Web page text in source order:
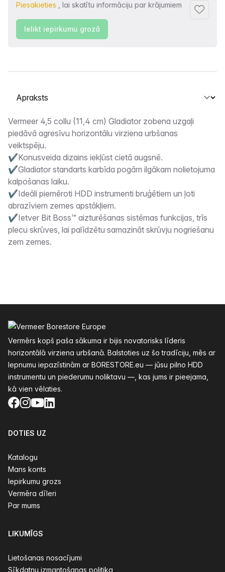
Piesakieties , lai skatītu informāciju par krājumiem
Ielikt iepirkumu grozā
Atlasiet cilni
Apraksts
Vermeer 4,5 collu (11,4 cm) Gladiator zobena uzgaļi
piedāvā agresīvu horizontālu virziena urbšanas
veiktspēju.
✔Konusveida dizains iekļūst cietā augsnē.
✔Gladiator standarts karbīda pogām ilgākam nolietojuma
kalpošanas laiku.
✔Ideāli piemēroti HDD instrumenti bruģētiem un ļoti
abrazīviem zemes apstākļiem.
✔Ietver Bit Boss™ aizturēšanas sistēmas funkcijas, trīs
plecu skrūves, lai palīdzētu samazināt skrūvju nogriešanu
zem zemes.
Vermērs kopš paša sākuma ir bijis novatorisks līderis
horizontālā virziena urbšanā. Balstoties uz šo tradīciju, mēs ar
lepnumu iepazīstinām ar BORESTORE.eu — jūsu pilno HDD
instrumentu un piederumu noliktavu —, kas jums ir pieejama,
kā vien vēlaties.
Facebook
Instagram
YouTube
LinkedIn
DOTIES UZ
Katalogu
Mans konts
Iepirkumu grozs
Vermēra dīleri
Par mums
LIKUMĪGS
Lietošanas nosacījumi
Sīkdatņu izmantošanas politika